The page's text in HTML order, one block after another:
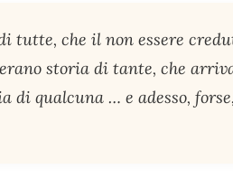
tutte, che il non essere
storia di tante, che
di qualcuna … e adesso,